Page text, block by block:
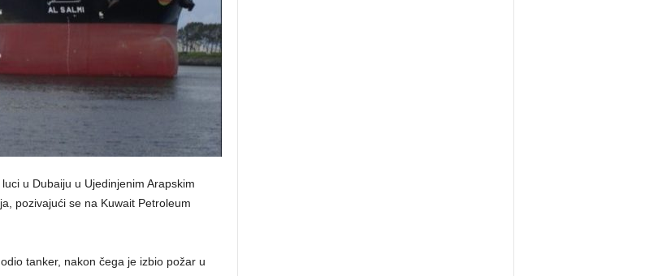
u Dubaiju u Ujedinjenim Arapskim
pozivajući se na Kuwait Petroleum
tanker, nakon čega je izbio požar u